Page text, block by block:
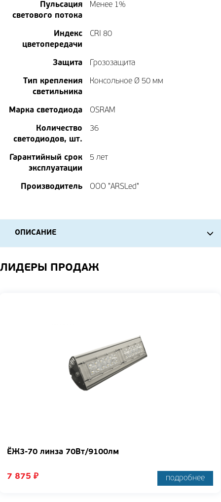
Пульсация
светового потока
Менее 1%
Индекс
цветопередачи
CRI 80
Защита Грозозащита
Тип крепления
светильника
Консольное Ø 50 мм
Марка светодиода OSRAM
Количество
светодиодов, шт.
36
Гарантийный срок
эксплуатации
5 лет
Производитель ООО "ARSLed"
ОПИСАНИЕ
ЛИДЕРЫ ПРОДАЖ
ЁЖ3-70 линза 70Вт/9100лм
7 875 ₽ подробнее